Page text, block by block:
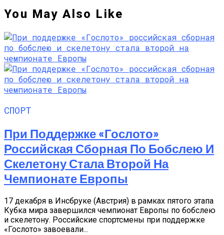
You May Also Like
СПОРТ
При Поддержке «Гослото»
Российская Сборная По Бобслею И
Скелетону Стала Второй На
Чемпионате Европы
17 декабря в Инсбруке (Австрия) в рамках пятого этапа
Кубка мира завершился чемпионат Европы по бобслею
и скелетону. Российские спортсмены при поддержке
«Гослото» завоевали...